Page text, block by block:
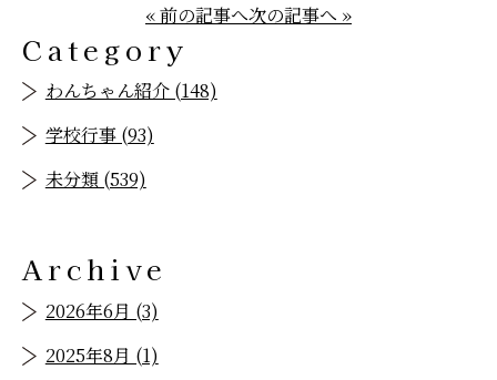
« 前の記事へ次の記事へ »
Category
わんちゃん紹介 (148)
学校行事 (93)
未分類 (539)
Archive
2026年6月 (3)
2025年8月 (1)